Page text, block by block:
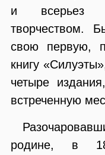
и всерьез
творчеством.
свою первую,
книгу
четыре
встреченную
родине, в